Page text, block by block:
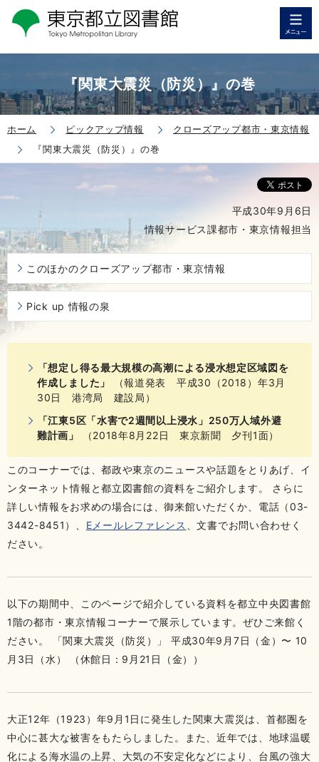
『関東大震災（防災）』の巻
ホーム ピックアップ情報
クローズアップ都市・東京情報
『関東大震災（防災）』の巻
平成30年9月6日
情報サービス課都市・東京情報担当
このほかのクローズアップ都市・東京情報
Pick up 情報の泉
「想定し得る最大規模の高潮による浸水想定区域図を
作成しました」
（報道発表 平成30（2018）年3月
30日 港湾局 建設局）
「江東5区「水害で2週間以上浸水」250万人域外避
難計画」
（2018年8月22日 東京新聞 夕刊1面）
このコーナーでは、都政や東京のニュースや話題をとりあげ、イ
ンターネット情報と都立図書館の資料をご紹介します。 さらに
詳しい情報をお求めの場合には、御来館いただくか、電話（03-
3442-8451）、 Eメールレファレンス
、文書でお問い合わせく
ださい。
以下の期間中、このページで紹介している資料を都立中央図書館
1階の都市・東京情報コーナーで展示しています。ぜひご来館く
ださい。 「関東大震災（防災）」 平成30年9月7日（金）〜 10
月3日（水） （休館日：9月21日（金））
大正12年（1923）年9月1日に発生した関東大震災は、首都圏を
中心に甚大な被害をもたらしました。また、近年では、地球温暖
化による海水温の上昇、大気の不安定化などにより、台風の強大